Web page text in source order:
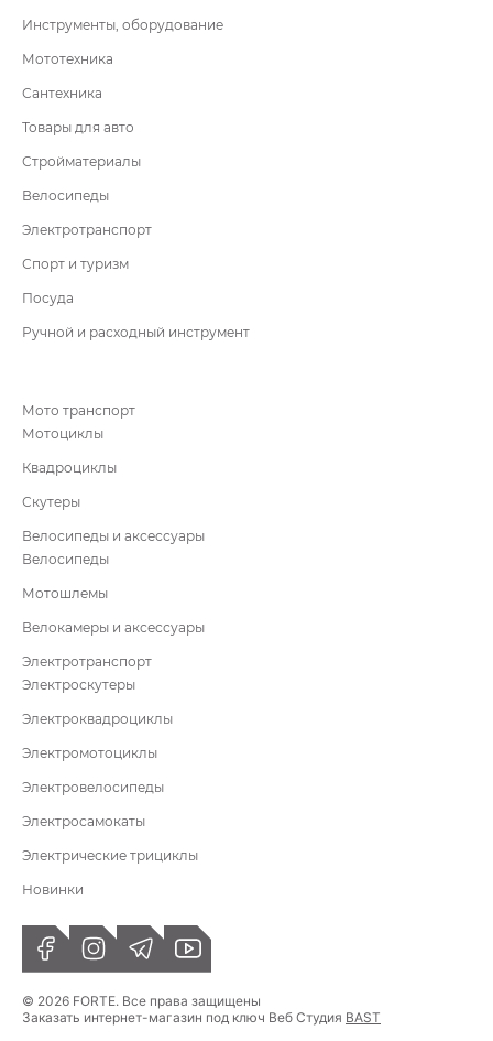
Инструменты, оборудование
Мототехника
Сантехника
Товары для авто
Стройматериалы
Велосипеды
Электротранспорт
Спорт и туризм
Посуда
Ручной и расходный инструмент
Мото транспорт
Мотоциклы
Квадроциклы
Скутеры
Велосипеды и аксессуары
Велосипеды
Мотошлемы
Велокамеры и аксессуары
Электротранспорт
Электроскутеры
Электроквадроциклы
Электромотоциклы
Электровелосипеды
Электросамокаты
Электрические трициклы
Новинки
© 2026 FORTE. Все права защищены
Заказать интернет-магазин под ключ Веб Студия BAST